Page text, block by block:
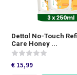
Dettol No-Touch
Care Honey ...
€ 15,99